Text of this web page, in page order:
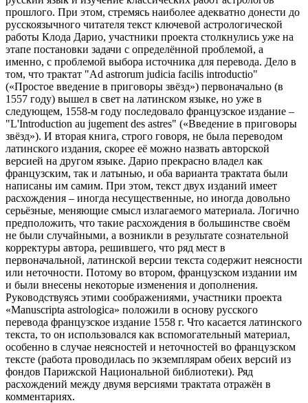
прошлого. При этом, стремясь наиболее адекватно донести до
русскоязычного читателя текст ключевой астрологической
работы Клода Дарио, участники проекта столкнулись уже на
этапе постановки задачи с определённой проблемой, а
именно, с проблемой выбора источника для перевода. Дело в
том, что трактат "Ad astrorum judicia facilis introductio"
(«Простое введение в приговоры звёзд») первоначально (в
1557 году) вышел в свет на латинском языке, но уже в
следующем, 1558-м году последовало французское издание –
"L'Introduction au jugement des astres" («Введение в приговоры
звёзд»). И вторая книга, строго говоря, не была переводом
латинского издания, скорее её можно назвать авторской
версией на другом языке. Дарио прекрасно владел как
французским, так и латынью, и оба варианта трактата были
написаны им самим. При этом, текст двух изданий имеет
расхождения – иногда несущественные, но иногда довольно
серьёзные, меняющие смысл излагаемого материала. Логично
предположить, что такие расхождения в большинстве своём
не были случайными, а возникли в результате сознательной
корректуры автора, решившего, что ряд мест в
первоначальной, латинской версии текста содержит неясности
или неточности. Потому во втором, французском издании им
и были внесены некоторые изменения и дополнения.
Руководствуясь этими соображениями, участники проекта
«Manuscripta astrologica» положили в основу русского
перевода французское издание 1558 г. Что касается латинского
текста, то он использовался как вспомогательный материал,
особенно в случае неясностей и неточностей во французском
тексте (работа проводилась по экземплярам обеих версий из
фондов Парижской Национальной библиотеки). Ряд
расхождений между двумя версиями трактата отражён в
комментариях.